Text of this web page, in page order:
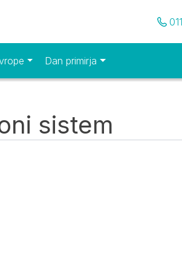
Dan primirja
sistem